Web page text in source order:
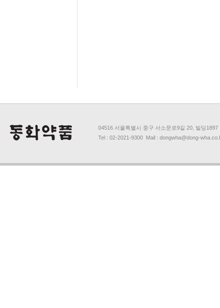
04516 서울특별시 중구 서소문로9길 20, 빌딩1897
Tel : 02-2021-9300 Mail : dongwha@dong-